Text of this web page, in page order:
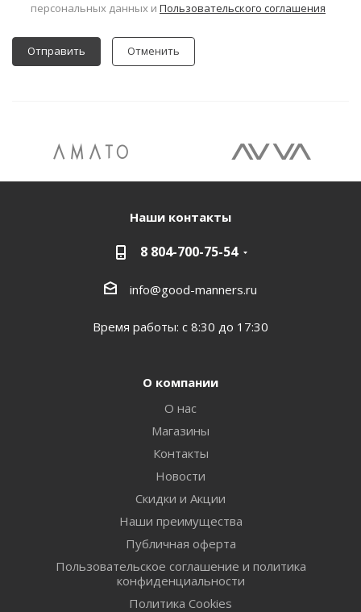
персональных данных и Пользовательского соглашения
Отменить
Наши контакты
8 804-700-75-54
info@good-manners.ru
Время работы: с 8:30 до 17:30
О компании
О нас
Магазины
Контакты
Новости
Скидки и Акции
Наши преимущества
Публичная оферта
Пользовательское соглашение и политика
конфиденциальности
Политика Cookies